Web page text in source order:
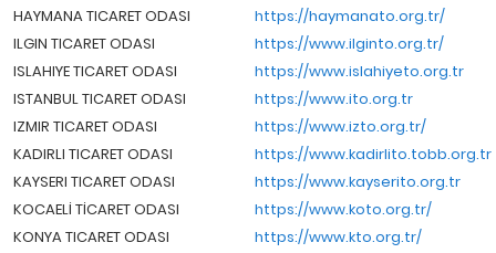
HAYMANA TICARET ODASI
https://haymanato.org.tr/
ILGIN TICARET ODASI
https://www.ilginto.org.tr/
ISLAHIYE TICARET ODASI
https://www.islahiyeto.org.tr
ISTANBUL TICARET ODASI
https://www.ito.org.tr
IZMIR TICARET ODASI
https://www.izto.org.tr/
KADIRLI TICARET ODASI
https://www.kadirlito.tobb.org.tr
KAYSERI TICARET ODASI
https://www.kayserito.org.tr
KOCAELİ TİCARET ODASI
https://www.koto.org.tr/
KONYA TICARET ODASI
https://www.kto.org.tr/